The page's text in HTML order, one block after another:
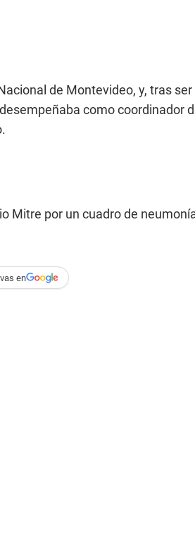
de Montevideo, y, tras
como coordinador
Mitre por un cuadro de
en